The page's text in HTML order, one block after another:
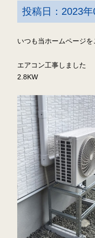
投稿日：2023
いつも当ホームページ
エアコン工事しました
2.8KW